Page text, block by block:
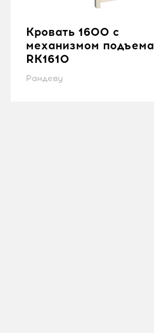
Кровать 1600 с
механизмом подъема
RK1610
Рандеву